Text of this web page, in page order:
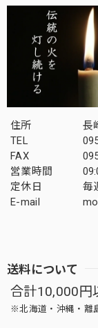
住所
長
TEL
FAX
営業時間
定休日
毎
E-mail
送料について
合計10,000円
※北海道・沖縄・離